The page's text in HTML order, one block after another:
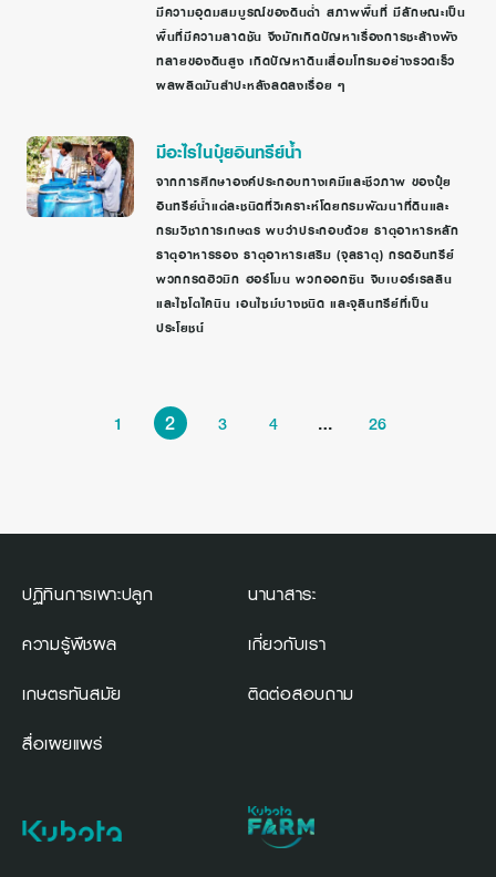
มีความอุดมสมบูรณ์ของดินต่ำ สภาพพื้นที่ มีลักษณะเป็น
พื้นที่มีความลาดชัน จึงมักเกิดปัญหาเรื่องการชะล้างพัง
ทลายของดินสูง เกิดปัญหาดินเสื่อมโทรมอย่างรวดเร็ว
ผลผลิตมันสำปะหลังลดลงเรื่อย ๆ
มีอะไรในปุ๋ยอินทรีย์น้ำ
จากการศึกษาองค์ประกอบทางเคมีและชีวภาพ ของปุ๋ย
อินทรีย์น้ำแต่ละชนิดที่วิเคราะห์โดยกรมพัฒนาที่ดินและ
กรมวิชาการเกษตร พบว่าประกอบด้วย ธาตุอาหารหลัก
ธาตุอาหารรอง ธาตุอาหารเสริม (จุลธาตุ) กรดอินทรีย์
พวกกรดฮิวมิก ฮอร์โมน พวกออกซิน จิบเบอร์เรลลิน
และไซโตไคนิน เอนไซม์บางชนิด และจุลินทรีย์ที่เป็น
ประโยชน์
1 2 3 4 … 26
ปฏิทินการเพาะปลูก
ความรู้พืชผล
เกษตรทันสมัย
สื่อเผยแพร่
นานาสาระ
เกี่ยวกับเรา
ติดต่อสอบถาม